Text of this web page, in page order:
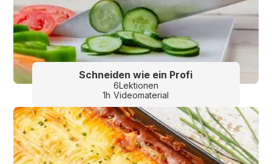
Schneiden wie ein Profi
6Lektionen
1h Videomaterial